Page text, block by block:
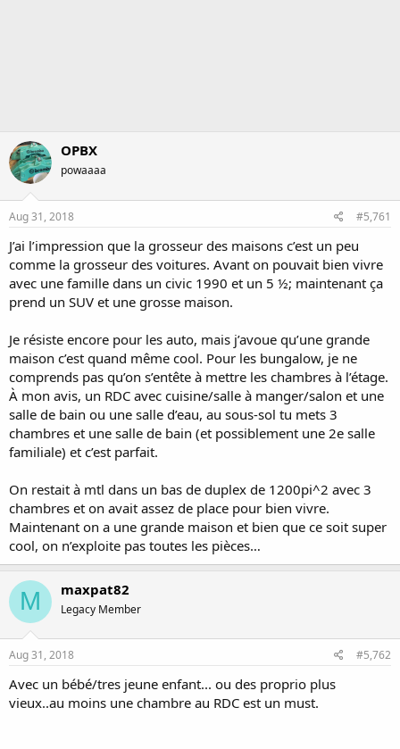
OPBX
powaaaa
Aug 31, 2018 #5,761
J’ai l’impression que la grosseur des maisons c’est un peu
comme la grosseur des voitures. Avant on pouvait bien vivre
avec une famille dans un civic 1990 et un 5 ½; maintenant ça
prend un SUV et une grosse maison.
Je résiste encore pour les auto, mais j’avoue qu’une grande
maison c’est quand même cool. Pour les bungalow, je ne
comprends pas qu’on s’entête à mettre les chambres à l’étage.
À mon avis, un RDC avec cuisine/salle à manger/salon et une
salle de bain ou une salle d’eau, au sous-sol tu mets 3
chambres et une salle de bain (et possiblement une 2e salle
familiale) et c’est parfait.
On restait à mtl dans un bas de duplex de 1200pi^2 avec 3
chambres et on avait assez de place pour bien vivre.
Maintenant on a une grande maison et bien que ce soit super
cool, on n’exploite pas toutes les pièces…
M maxpat82
Legacy Member
Aug 31, 2018 #5,762
Avec un bébé/tres jeune enfant... ou des proprio plus
vieux..au moins une chambre au RDC est un must.